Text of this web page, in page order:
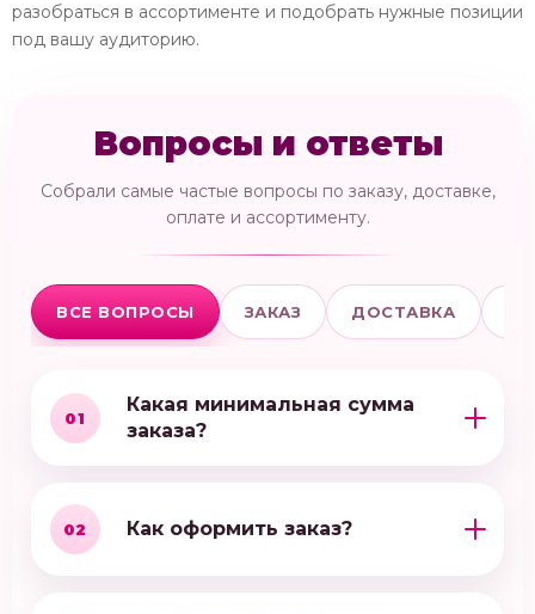
разобраться в ассортименте и подобрать нужные позиции
под вашу аудиторию.
Вопросы и ответы
Собрали самые частые вопросы по заказу, доставке,
оплате и ассортименту.
ВСЕ ВОПРОСЫ ЗАКАЗ ДОСТАВКА
01
Какая минимальная сумма
заказа?
02 Как оформить заказ?